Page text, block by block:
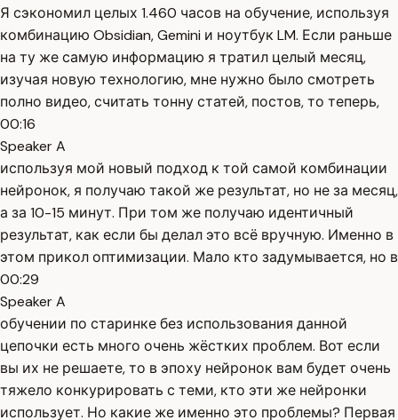
Я сэкономил целых 1.460 часов на обучение, используя
комбинацию Obsidian, Gemini и ноутбук LM. Если раньше
на ту же самую информацию я тратил целый месяц,
изучая новую технологию, мне нужно было смотреть
полно видео, считать тонну статей, постов, то теперь,
00:16
Speaker A
используя мой новый подход к той самой комбинации
нейронок, я получаю такой же результат, но не за месяц,
а за 10-15 минут. При том же получаю идентичный
результат, как если бы делал это всё вручную. Именно в
этом прикол оптимизации. Мало кто задумывается, но в
00:29
Speaker A
обучении по старинке без использования данной
цепочки есть много очень жёстких проблем. Вот если
вы их не решаете, то в эпоху нейронок вам будет очень
тяжело конкурировать с теми, кто эти же нейронки
использует. Но какие же именно это проблемы? Первая